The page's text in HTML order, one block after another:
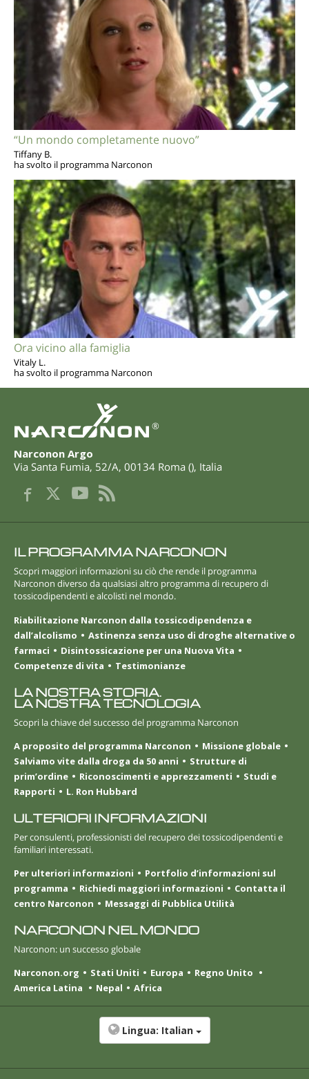
“Un mondo completamente nuovo”
Tiffany B.
ha svolto il programma Narconon
Ora vicino alla famiglia
Vitaly L.
ha svolto il programma Narconon
®
Narconon Argo
Via Santa Fumia, 52/A, 00134 Roma (), Italia
IL PROGRAMMA NARCONON
Scopri maggiori informazioni su ciò che rende il programma
Narconon diverso da qualsiasi altro programma di recupero di
tossicodipendenti e alcolisti nel mondo.
Riabilitazione Narconon dalla tossicodipendenza e
dall’alcolismo
Astinenza senza uso di droghe alternative o
farmaci
Disintossicazione per una Nuova Vita
Competenze di vita
Testimonianze
LA NOSTRA STORIA.
LA NOSTRA TECNOLOGIA
Scopri la chiave del successo del programma Narconon
A proposito del programma Narconon
Missione globale
Salviamo vite dalla droga da 50 anni
Strutture di
prim’ordine
Riconoscimenti e apprezzamenti
Studi e
Rapporti
L. Ron Hubbard
ULTERIORI INFORMAZIONI
Per consulenti, professionisti del recupero dei tossicodipendenti e
familiari interessati.
Per ulteriori informazioni
Portfolio d’informazioni sul
programma
Richiedi maggiori informazioni
Contatta il
centro Narconon
Messaggi di Pubblica Utilità
NARCONON NEL MONDO
Narconon: un successo globale
Narconon.org
Stati Uniti Europa
Regno Unito
America Latina
Nepal Africa
Lingua: Italian